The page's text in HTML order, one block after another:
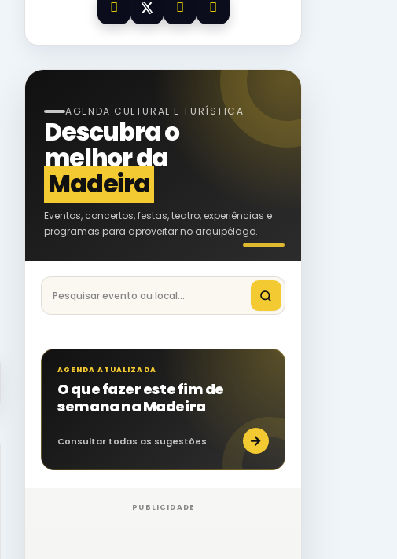
AGENDA CULTURAL E TURÍSTICA
Descubra o
melhor da
Madeira
Eventos, concertos, festas, teatro, experiências e
programas para aproveitar no arquipélago.
Pesquisar eventos na Madeira
AGENDA ATUALIZADA
O que fazer este fim de
semana na Madeira
Consultar todas as sugestões →
PUBLICIDADE